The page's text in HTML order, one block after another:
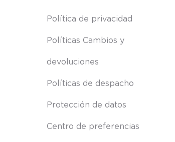
Política de privacidad
Políticas Cambios y
devoluciones
Políticas de despacho
Protección de datos
Centro de preferencias